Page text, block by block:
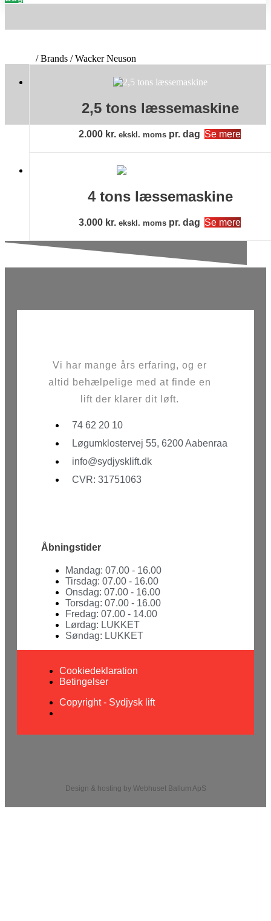
/ Brands / Wacker Neuson
2,5 tons læssemaskine
2.000 kr. ekskl. momspr. dag Se mere
4 tons læssemaskine
3.000 kr. ekskl. momspr. dag Se mere
Vi har mange års erfaring, og er
altid behælpelige med at finde en
lift der klarer dit løft.
74 62 20 10
Løgumklostervej 55, 6200 Aabenraa
info@sydjysklift.dk
CVR: 31751063
Åbningstider
Mandag: 07.00 - 16.00
Tirsdag: 07.00 - 16.00
Onsdag: 07.00 - 16.00
Torsdag: 07.00 - 16.00
Fredag: 07.00 - 14.00
Lørdag: LUKKET
Søndag: LUKKET
Cookiedeklaration
Betingelser
Copyright - Sydjysk lift
Design & hosting by Webhuset Ballum ApS